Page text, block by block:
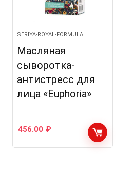
SERIYA-ROYAL-FORMULA
Масляная
сыворотка-
антистресс для
лица «Euphoria»
456.00 ₽